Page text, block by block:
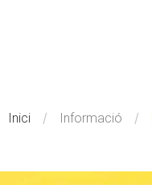
Inici / Informació /